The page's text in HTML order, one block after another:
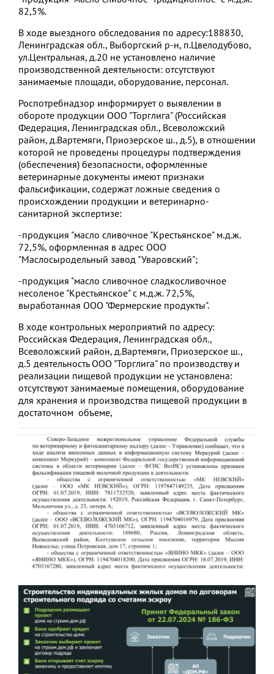
82,5%.
В ходе выездного обследования по адресу:188830,
Ленинградская обл., Выборгский р-н, п.Цвелодубово,
ул.Центральная, д.20 не установлено наличие
производственной деятельности: отсутствуют
занимаемые площади, оборудование, персонал.
Роспотребнадзор информирует о выявлении в
обороте продукции ООО "Торглига" (Российская
Федерация, Ленинградская обл., Всеволожский
район, д.Вартемяги, Приозерское ш., д.5), в отношении
которой не проведены процедуры подтверждения
(обеспечения) безопасности, оформленные
ветеринарные документы имеют признаки
фальсификации, содержат ложные сведения о
происхождении продукции и ветеринарно-
санитарной экспертизе:
-продукция "масло сливочное "Крестьянское" м.д.ж.
72,5%, оформленная в адрес ООО
"Маслосыродельный завод "Уваровский";
-продукция "масло сливочное сладкосливочное
несоленое "Крестьянское" с м.д.ж. 72,5%,
выработанная ООО "Фермерские продукты".
В ходе контрольных мероприятий по адресу:
Российская Федерация, Ленинградская обл.,
Всеволожский район, д.Вартемяги, Приозерское ш.,
д.5 деятельность ООО "Торглига" по производству и
реализации пищевой продукции не установлена:
отсутствуют занимаемые помещения, оборудование
для хранения и производства пищевой продукции в
достаточном объеме,